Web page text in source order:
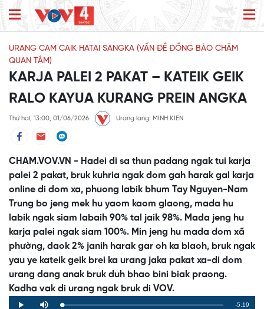
URANG CAM CAIK HATAI SANGKA (VẤN ĐỀ ĐỒNG BÀO CHĂM
QUAN TÂM)
KARJA PALEI 2 PAKAT – KATEIK GEIK
RALO KAYUA KURANG PREIN ANGKA
Thứ hai, 13:00, 01/06/2026 Urang lang: MINH KIEN
CHAM.VOV.VN - Hadei di sa thun padang ngak tui karja
palei 2 pakat, bruk kuhria ngak dom gah harak gal karja
online di dom xa, phuong labik bhum Tay Nguyen-Nam
Trung bo jeng mek hu yaom kaom glaong, mada hu
labik ngak siam labaih 90% tal jaik 98%. Mada jeng hu
karja palei ngak siam 100%. Min jeng hu mada dom xã
phường, daok 2% janih harak gar oh ka blaoh, bruk ngak
yau ye kateik geik brei ka urang jaka pakat xa-di dom
urang dang anak bruk duh bhao bini biak praong.
Kadha vak di urang ngak bruk di VOV.
Loaded:
Progress:
Remaining
-5:19